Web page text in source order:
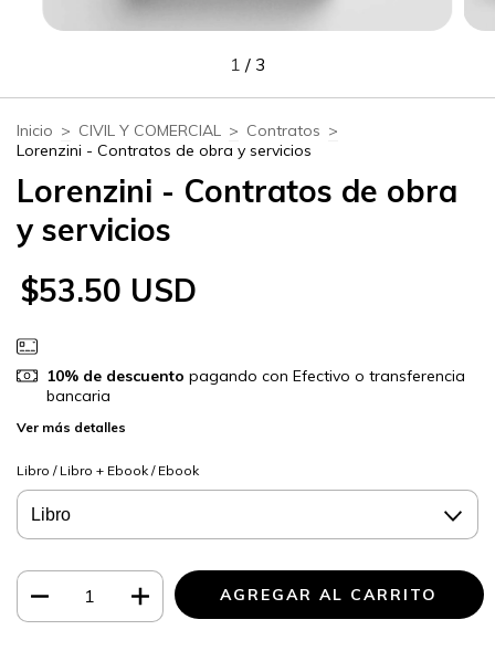
1 / 3
Inicio > CIVIL Y COMERCIAL > Contratos >
Lorenzini - Contratos de obra y servicios
Lorenzini - Contratos de obra
y servicios
$53.50 USD
10% de descuento pagando con Efectivo o transferencia
bancaria
Ver más detalles
Libro / Libro + Ebook / Ebook